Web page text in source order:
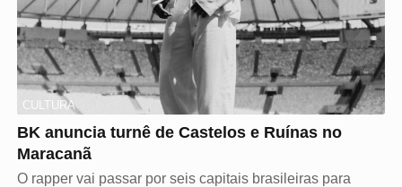
CULTURA
BK anuncia turnê de Castelos e Ruínas no
Maracanã
O rapper vai passar por seis capitais brasileiras para